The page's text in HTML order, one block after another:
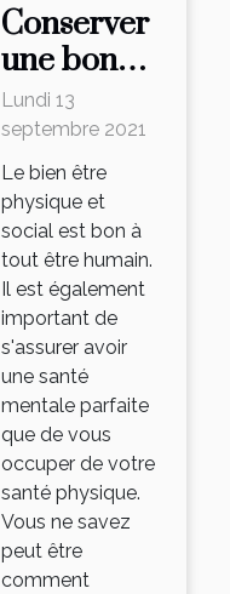
Conserver
une bonne
santé
psychique:
les
meilleures
astuces
Lundi 13
septembre 2021
Le bien être
physique et
social est bon à
tout être humain.
Il est également
important de
s'assurer avoir
une santé
mentale parfaite
que de vous
occuper de votre
santé physique.
Vous ne savez
peut être
comment